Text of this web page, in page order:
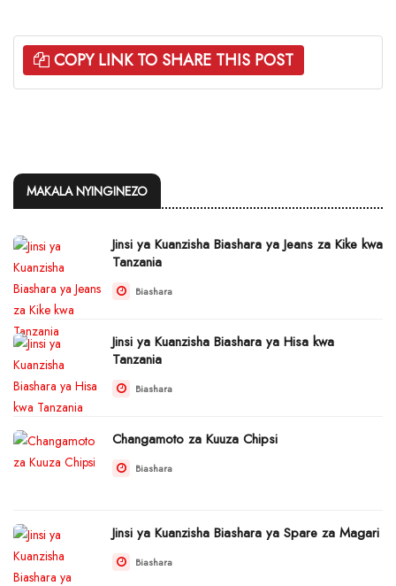
COPY LINK TO SHARE THIS POST
MAKALA NYINGINEZO
Jinsi ya Kuanzisha Biashara ya Jeans za Kike kwa
Tanzania
Biashara
Jinsi ya Kuanzisha Biashara ya Hisa kwa
Tanzania
Biashara
Changamoto za Kuuza Chipsi
Biashara
Jinsi ya Kuanzisha Biashara ya Spare za Magari
Biashara